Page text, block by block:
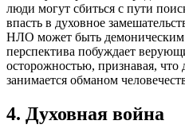
люди могут сбиться с пути
впасть в духовное
НЛО может быть демоническим
перспектива побуждает
осторожностью, признавая,
занимается обманом
4. Духовная война